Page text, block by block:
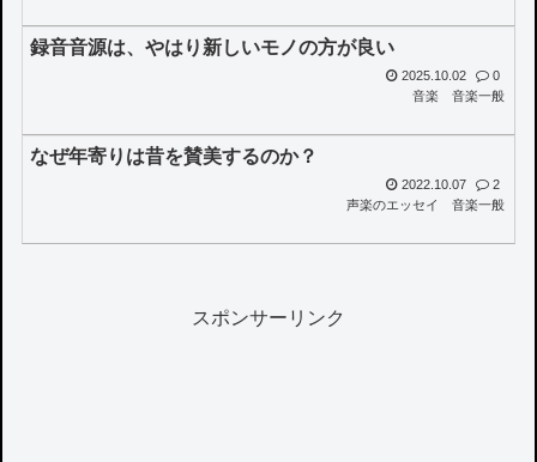
録音音源は、やはり新しいモノの方が良い
2025.10.02
0
音楽
音楽一般
なぜ年寄りは昔を賛美するのか？
2022.10.07
2
声楽のエッセイ
音楽一般
スポンサーリンク